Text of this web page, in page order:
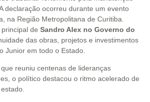
declaração ocorreu durante um evento
na Região Metropolitana de Curitiba.
de Sandro Alex no Governo do
das obras, projetos e investimentos
Junior em todo o Estado.
reuniu centenas de lideranças
o político destacou o ritmo acelerado de